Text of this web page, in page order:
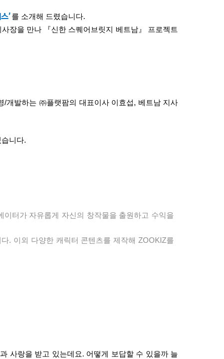
’를 소개해 드렸습니다.
사장을 만나 『신한 스퀘어브릿지 베트남』 프로젝트
/개발하는 ㈜플랫팜의 대표이사 이효섭, 베트남 지사
습니다.
이터가 자유롭게 자신의 창작물을 출원하고 수익을
다. 이외 다양한 캐릭터 콘텐츠를 제작해 ZOOKIZ를
사랑을 받고 있는데요. 어떻게 보답할 수 있을까 늘